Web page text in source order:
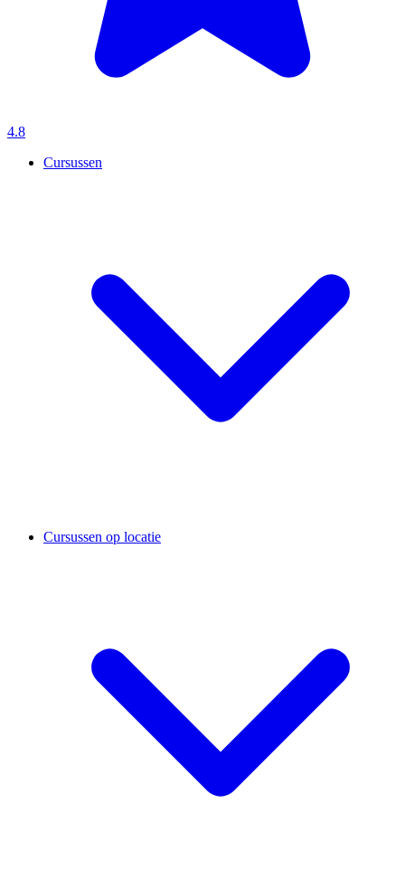
4.8
Cursussen
Cursussen op locatie